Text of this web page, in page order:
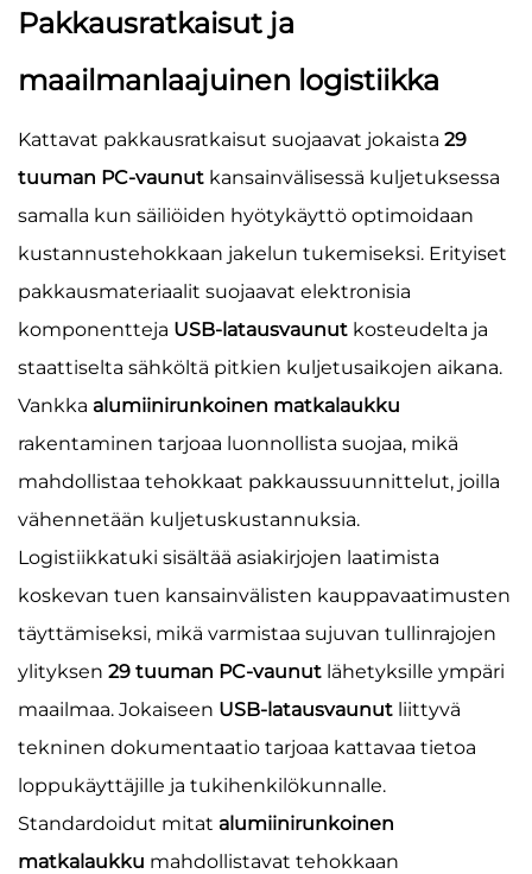
Pakkausratkaisut ja
maailmanlaajuinen logistiikka
Kattavat pakkausratkaisut suojaavat jokaista 29
tuuman PC-vaunut kansainvälisessä kuljetuksessa
samalla kun säiliöiden hyötykäyttö optimoidaan
kustannustehokkaan jakelun tukemiseksi. Erityiset
pakkausmateriaalit suojaavat elektronisia
komponentteja USB-latausvaunut kosteudelta ja
staattiselta sähköltä pitkien kuljetusaikojen aikana.
Vankka alumiinirunkoinen matkalaukku
rakentaminen tarjoaa luonnollista suojaa, mikä
mahdollistaa tehokkaat pakkaussuunnittelut, joilla
vähennetään kuljetuskustannuksia.
Logistiikkatuki sisältää asiakirjojen laatimista
koskevan tuen kansainvälisten kauppavaatimusten
täyttämiseksi, mikä varmistaa sujuvan tullinrajojen
ylityksen 29 tuuman PC-vaunut lähetyksille ympäri
maailmaa. Jokaiseen USB-latausvaunut liittyvä
tekninen dokumentaatio tarjoaa kattavaa tietoa
loppukäyttäjille ja tukihenkilökunnalle.
Standardoidut mitat alumiinirunkoinen
matkalaukku mahdollistavat tehokkaan